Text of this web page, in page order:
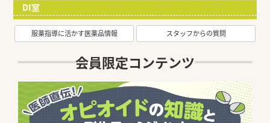
DI室
服薬指導に活かす医薬品情報 スタッフからの質問
会員限定コンテンツ